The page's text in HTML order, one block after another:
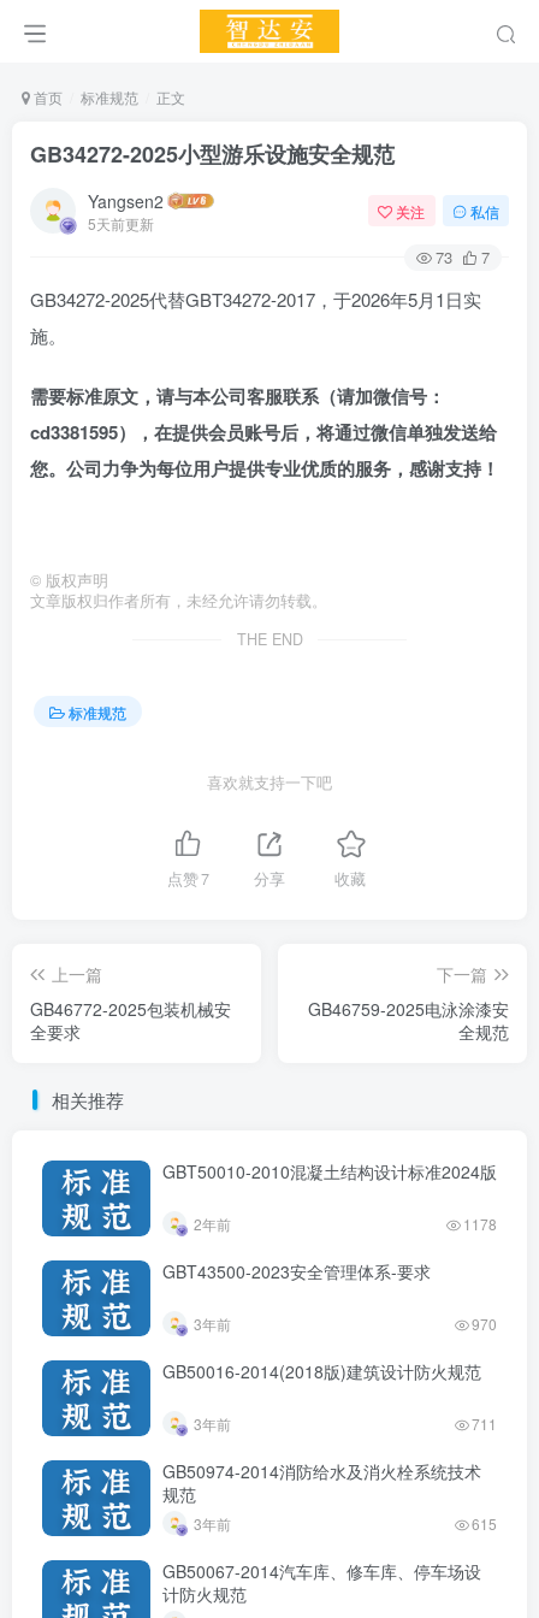
首页 标准规范 正文
GB34272-2025小型游乐设施安全规范
Yangsen2
5天前更新
关注 私信
73 7
GB34272-2025代替GBT34272-2017，于2026年5月1日实
施。
需要标准原文，请与本公司客服联系（请加微信号：
cd3381595）， 在提供会员账号后，将通过微信单独发送给
您。公司力争为每位用户提供专业优质的服务，感谢支持！
© 版权声明
文章版权归作者所有，未经允许请勿转载。
THE END
标准规范
喜欢就支持一下吧
点赞7 分享 收藏
上一篇
GB46772-2025包装机械安
全要求
下一篇
GB46759-2025电泳涂漆安
全规范
相关推荐
GBT50010-2010混凝土结构设计标准2024版
2年前 1178
GBT43500-2023安全管理体系-要求
3年前 970
GB50016-2014(2018版)建筑设计防火规范
3年前 711
GB50974-2014消防给水及消火栓系统技术
规范
3年前 615
GB50067-2014汽车库、修车库、停车场设
计防火规范